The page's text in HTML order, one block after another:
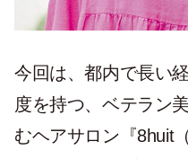
今回は、都内で長い
度を持つ、ベテラン
むヘアサロン『8huit